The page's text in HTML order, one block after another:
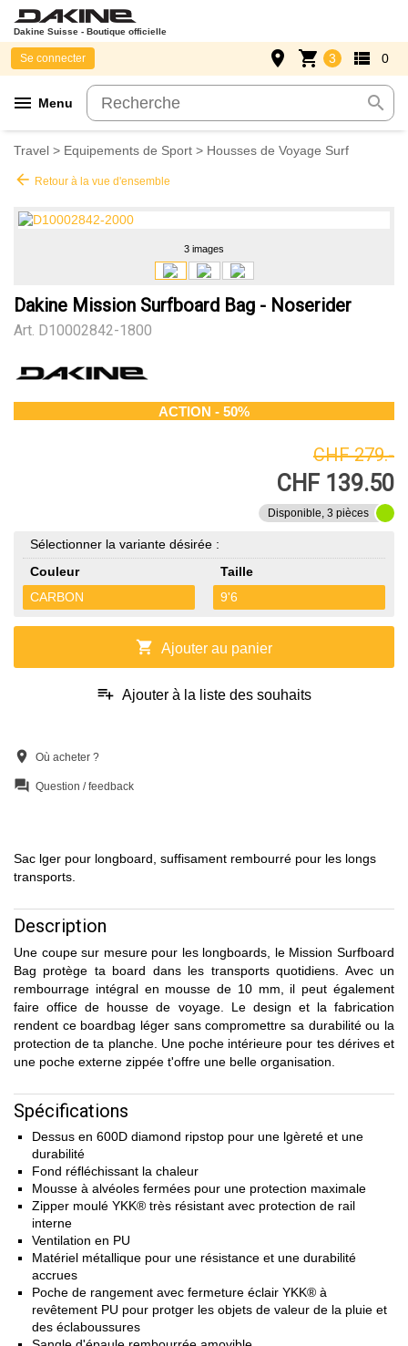
Dakine Suisse - Boutique officielle
menu Menu search
Se connecter place shopping_cart 3 view_list 0
Travel > Equipements de Sport > Housses de Voyage Surf
arrow_back Retour à la vue d'ensemble
3 images
Dakine Mission Surfboard Bag - Noserider
Art. D10002842-1800
ACTION - 50%
CHF 279.-
CHF 139.50
Disponible, 3 pièces
Sélectionner la variante désirée :
Couleur
CARBON
Taille
9'6
shopping_cart Ajouter au panier
playlist_add Ajouter à la liste des souhaits
location_on Où acheter ?
question_answer Question / feedback
Sac lger pour longboard, suffisament rembourré pour les longs
transports.
Description
Une coupe sur mesure pour les longboards, le Mission Surfboard
Bag protège ta board dans les transports quotidiens. Avec un
rembourrage intégral en mousse de 10 mm, il peut également
faire office de housse de voyage. Le design et la fabrication
rendent ce boardbag léger sans compromettre sa durabilité ou la
protection de ta planche. Une poche intérieure pour tes dérives et
une poche externe zippée t'offre une belle organisation.
Spécifications
Dessus en 600D diamond ripstop pour une lgèreté et une
durabilité
Fond réfléchissant la chaleur
Mousse à alvéoles fermées pour une protection maximale
Zipper moulé YKK® très résistant avec protection de rail
interne
Ventilation en PU
Matériel métallique pour une résistance et une durabilité
accrues
Poche de rangement avec fermeture éclair YKK® à
revêtement PU pour protger les objets de valeur de la pluie et
des éclaboussures